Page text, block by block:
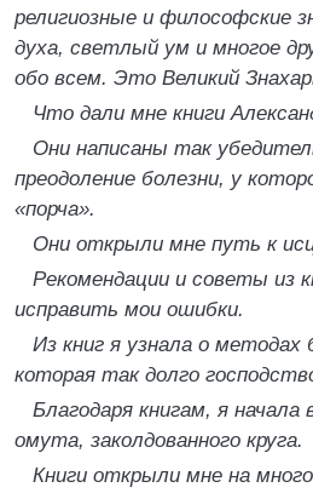
религиозные и философские
духа, светлый ум и многое
обо всем. Это Великий
Что дали мне книги
Они написаны так
преодоление болезни, у
«порча».
Они открыли мне путь к
Рекомендации и советы из
исправить мои ошибки.
Из книг я узнала о
которая так долго
Благодаря книгам, я начала
омута, заколдованного круга.
Книги открыли мне на